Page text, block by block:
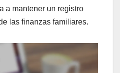
a mantener un registro
las finanzas familiares.